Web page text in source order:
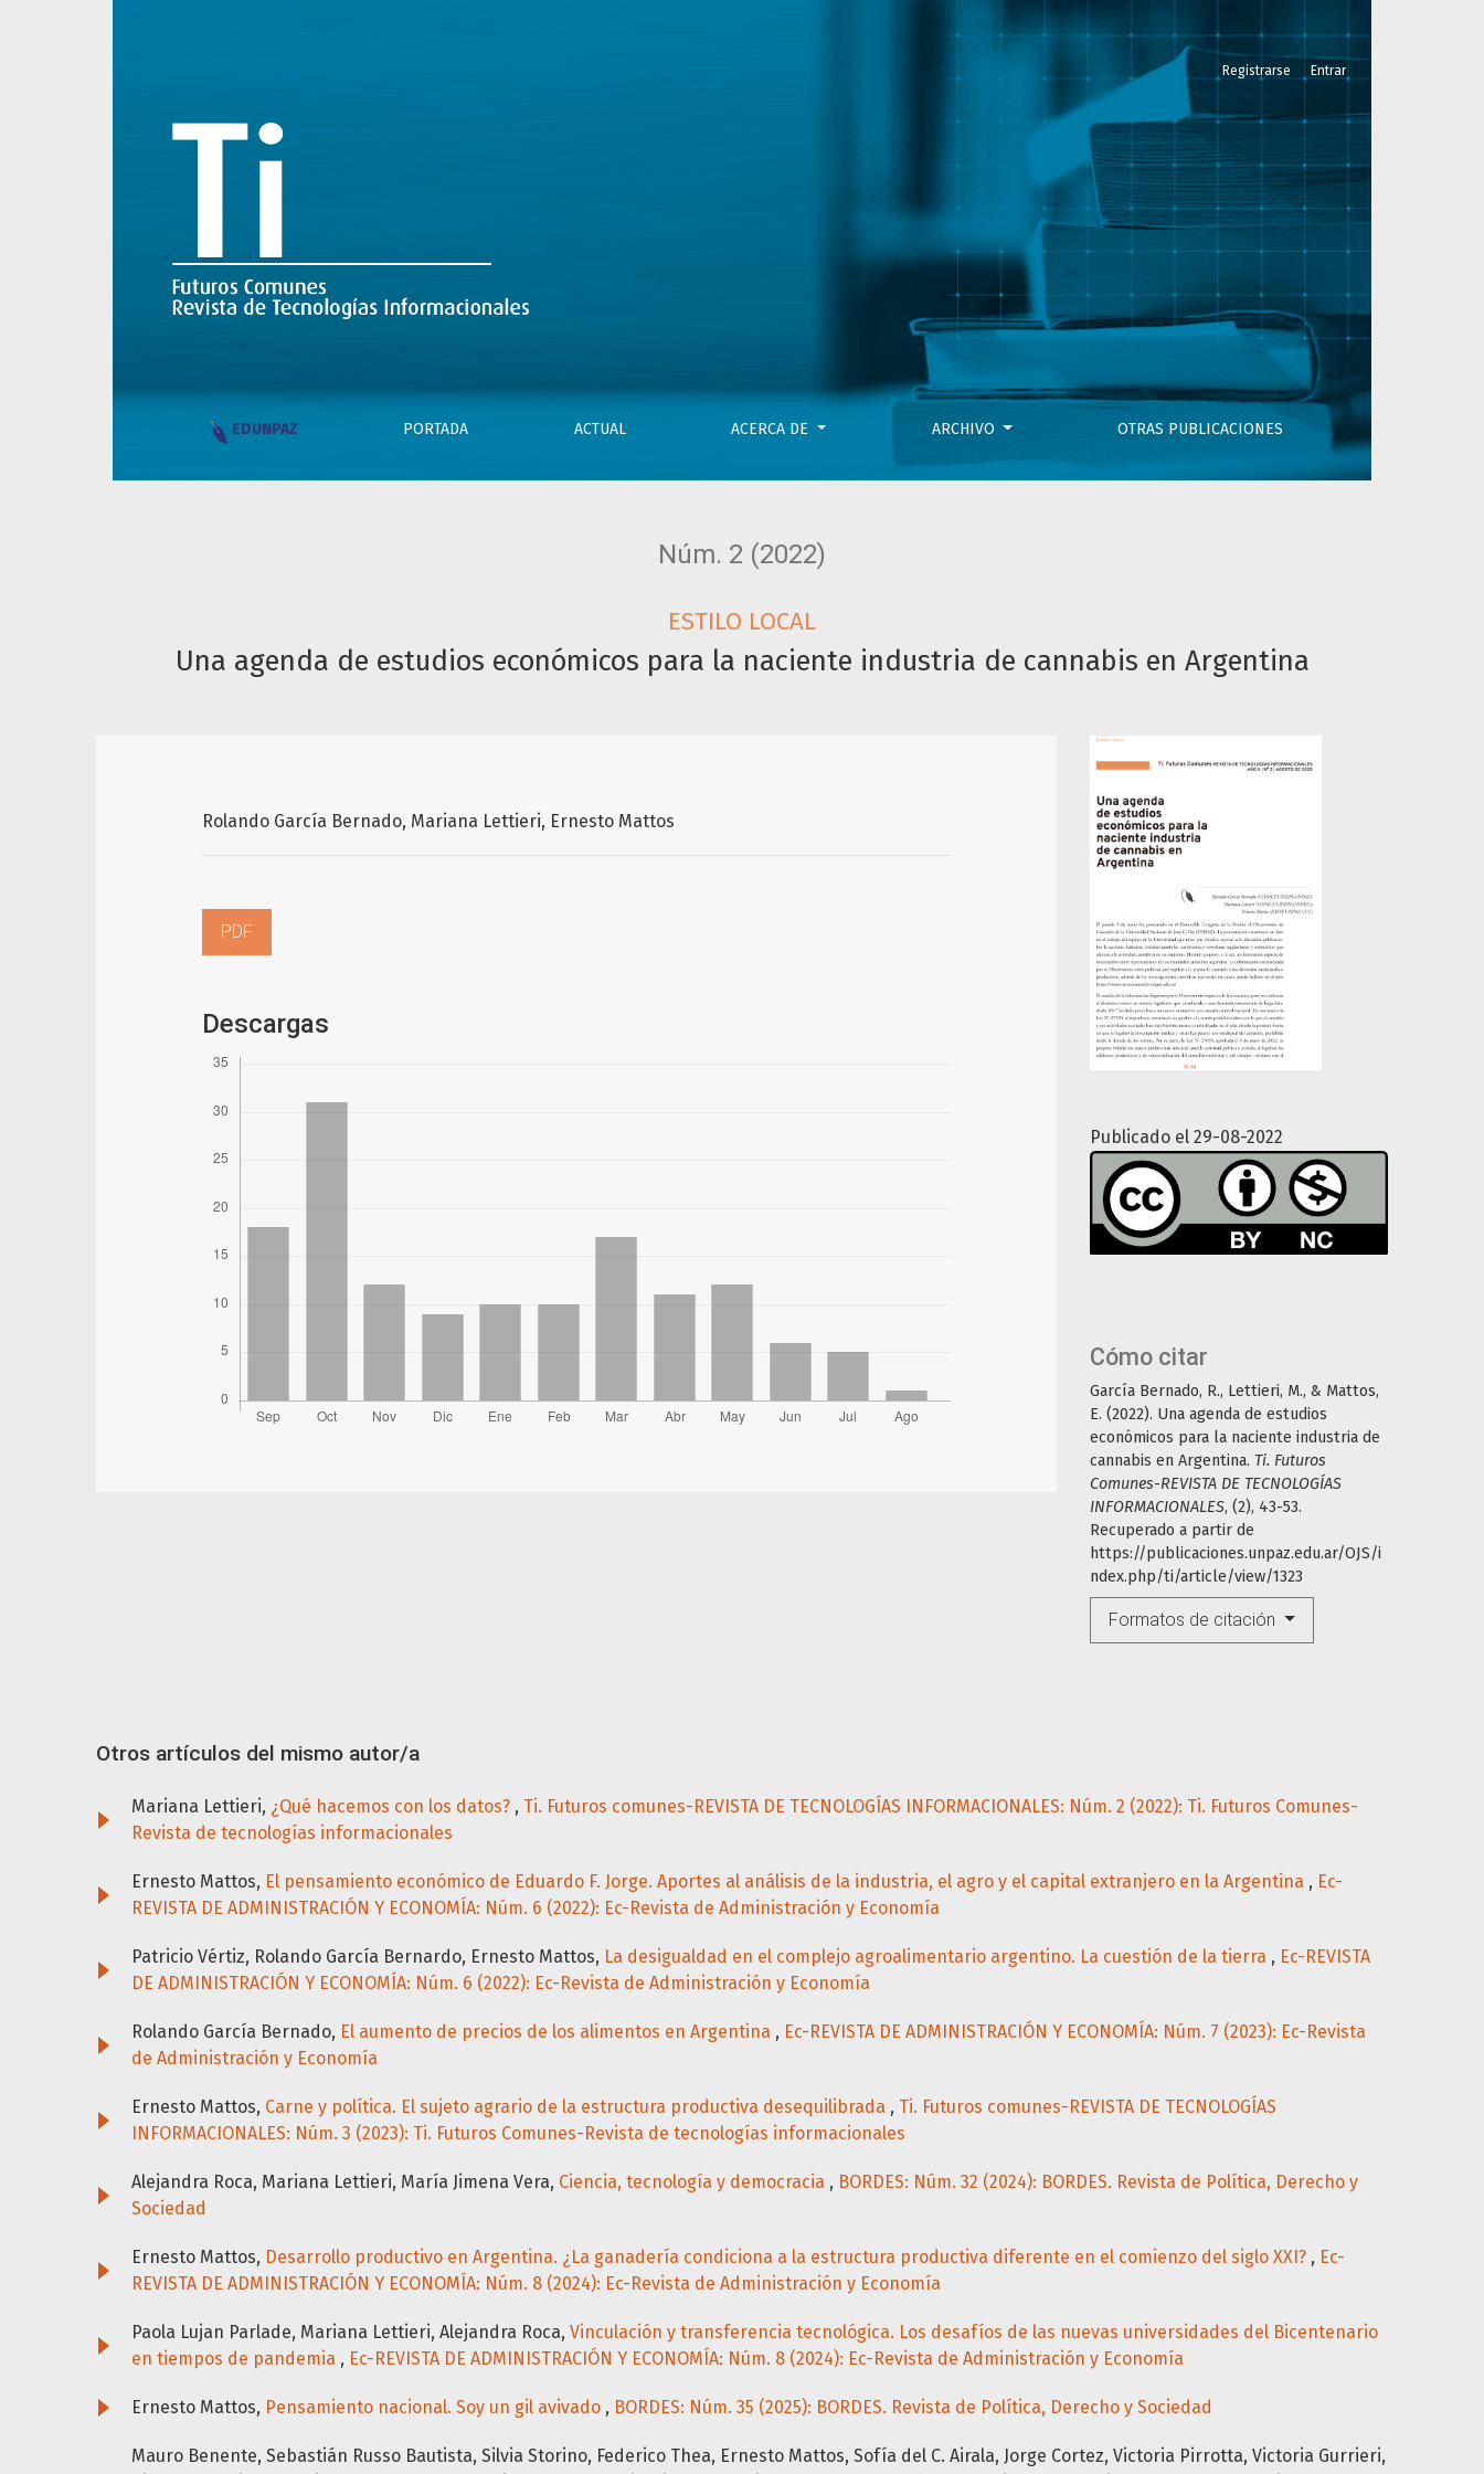
EDUNPAZ PORTADA ACTUAL ACERCA DE ARCHIVO OTRAS PUBLICACIONES
Registrarse Entrar
Núm. 2 (2022)
ESTILO LOCAL
Una agenda de estudios económicos para la naciente industria de cannabis en Argentina
Publicado el 29-08-2022
Cómo citar
García Bernado, R., Lettieri, M., & Mattos,
E. (2022). Una agenda de estudios
económicos para la naciente industria de
cannabis en Argentina. Ti. Futuros
Comunes-REVISTA DE TECNOLOGÍAS
INFORMACIONALES, (2), 43-53.
Recuperado a partir de
https://publicaciones.unpaz.edu.ar/OJS/i
ndex.php/ti/article/view/1323
Formatos de citación
Rolando García Bernado Mariana Lettieri Ernesto Mattos
PDF
Descargas
Otros artículos del mismo autor/a
Mariana Lettieri, ¿Qué hacemos con los datos? , Ti. Futuros comunes-REVISTA DE TECNOLOGÍAS INFORMACIONALES: Núm. 2 (2022): Ti. Futuros Comunes-
Revista de tecnologías informacionales
Ernesto Mattos, El pensamiento económico de Eduardo F. Jorge. Aportes al análisis de la industria, el agro y el capital extranjero en la Argentina , Ec-
REVISTA DE ADMINISTRACIÓN Y ECONOMÍA: Núm. 6 (2022): Ec-Revista de Administración y Economía
Patricio Vértiz, Rolando García Bernardo, Ernesto Mattos, La desigualdad en el complejo agroalimentario argentino. La cuestión de la tierra , Ec-REVISTA
DE ADMINISTRACIÓN Y ECONOMÍA: Núm. 6 (2022): Ec-Revista de Administración y Economía
Rolando García Bernado, El aumento de precios de los alimentos en Argentina , Ec-REVISTA DE ADMINISTRACIÓN Y ECONOMÍA: Núm. 7 (2023): Ec-Revista
de Administración y Economía
Ernesto Mattos, Carne y política. El sujeto agrario de la estructura productiva desequilibrada , Ti. Futuros comunes-REVISTA DE TECNOLOGÍAS
INFORMACIONALES: Núm. 3 (2023): Ti. Futuros Comunes-Revista de tecnologías informacionales
Alejandra Roca, Mariana Lettieri, María Jimena Vera, Ciencia, tecnología y democracia , BORDES: Núm. 32 (2024): BORDES. Revista de Política, Derecho y
Sociedad
Ernesto Mattos, Desarrollo productivo en Argentina. ¿La ganadería condiciona a la estructura productiva diferente en el comienzo del siglo XXI? , Ec-
REVISTA DE ADMINISTRACIÓN Y ECONOMÍA: Núm. 8 (2024): Ec-Revista de Administración y Economía
Paola Lujan Parlade, Mariana Lettieri, Alejandra Roca, Vinculación y transferencia tecnológica. Los desafíos de las nuevas universidades del Bicentenario
en tiempos de pandemia , Ec-REVISTA DE ADMINISTRACIÓN Y ECONOMÍA: Núm. 8 (2024): Ec-Revista de Administración y Economía
Ernesto Mattos, Pensamiento nacional. Soy un gil avivado , BORDES: Núm. 35 (2025): BORDES. Revista de Política, Derecho y Sociedad
Mauro Benente, Sebastián Russo Bautista, Silvia Storino, Federico Thea, Ernesto Mattos, Sofía del C. Airala, Jorge Cortez, Victoria Pirrotta, Victoria Gurrieri,